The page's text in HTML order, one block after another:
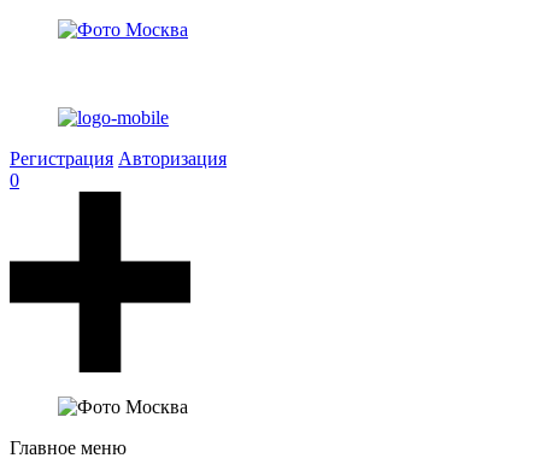
Регистрация Авторизация
0
Главное меню